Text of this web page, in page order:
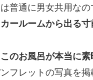
普通に男女共用な
ールームから出る
このお風呂が本当に素
フレットの写真を